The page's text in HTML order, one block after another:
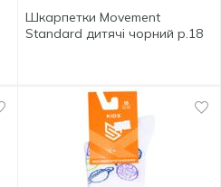
Шкарпетки Movement
Standard дитячі чорний р.18